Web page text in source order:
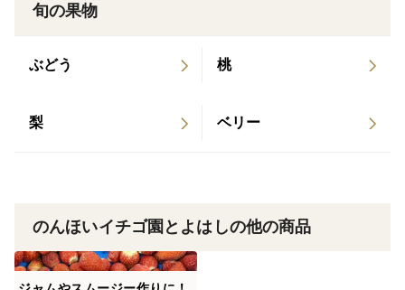
かおりの、よつぼし、紅ほっぺ、ベリーポップすず、ベ
ら、スターナイト、のんほいベリーの10品種
かおりの ＝酸味が少なく爽やかな甘さ
旬の果物
ぶどう 桃
梨 ベリー
のんほいイチゴ園とよはしの他の商品